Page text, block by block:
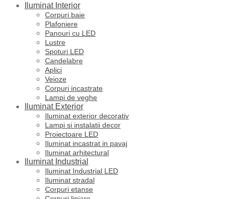
Iluminat Interior
Corpuri baie
Plafoniere
Panouri cu LED
Lustre
Spoturi LED
Candelabre
Aplici
Veioze
Corpuri incastrate
Lampi de veghe
Iluminat Exterior
Iluminat exterior decorativ
Lampi si instalatii decor
Proiectoare LED
Iluminat incastrat in pavaj
Iluminat arhitectural
Iluminat Industrial
Iluminat Industrial LED
Iluminat stradal
Corpuri etanse